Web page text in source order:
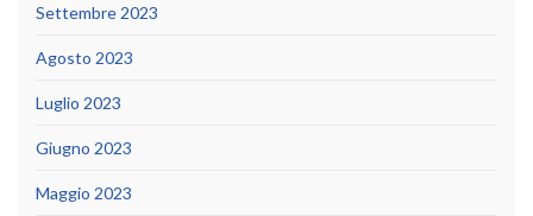
Settembre 2023
Agosto 2023
Luglio 2023
Giugno 2023
Maggio 2023